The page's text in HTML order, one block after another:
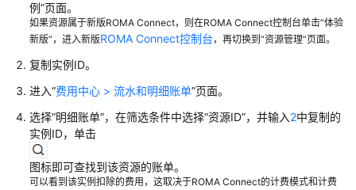
计
费
续
费
用
账
例”页面。
如果资源属于新版ROMA Connect，则在ROMA Connect控制台单击“体验
新版”，进入新版ROMA Connect控制台 ，再切换到“资源管理”页面。
复制实例ID。
进入“费用中心 > 流水和明细账单”页面。
选择“明细账单”，在筛选条件中选择“资源ID”，并输入2中复制的
实例ID，单击
图标即可查找到该资源的账单。
可以看到该实例扣除的费用，这取决于ROMA Connect的计费模式和计费